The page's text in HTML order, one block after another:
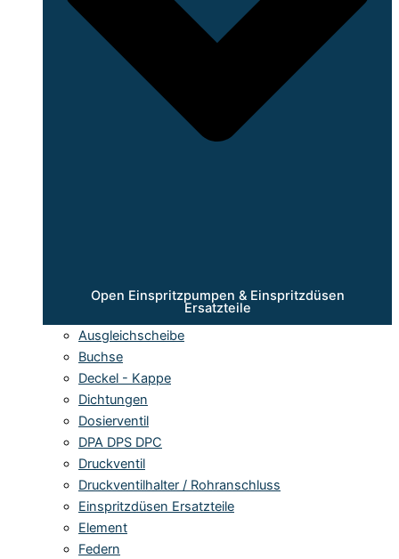
Open Einspritzpumpen & Einspritzdüsen
Ersatzteile
Ausgleichscheibe
Buchse
Deckel - Kappe
Dichtungen
Dosierventil
DPA DPS DPC
Druckventil
Druckventilhalter / Rohranschluss
Einspritzdüsen Ersatzteile
Element
Federn